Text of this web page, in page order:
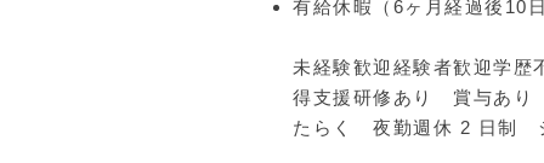
有給休暇（6ヶ月経過後10
未経験歓迎経験者歓迎学
得支援研修あり 賞与あ
たらく 夜勤週休 2 日制